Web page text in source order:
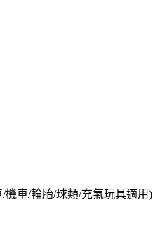
機車/輪胎/球類/充氣玩具適用)